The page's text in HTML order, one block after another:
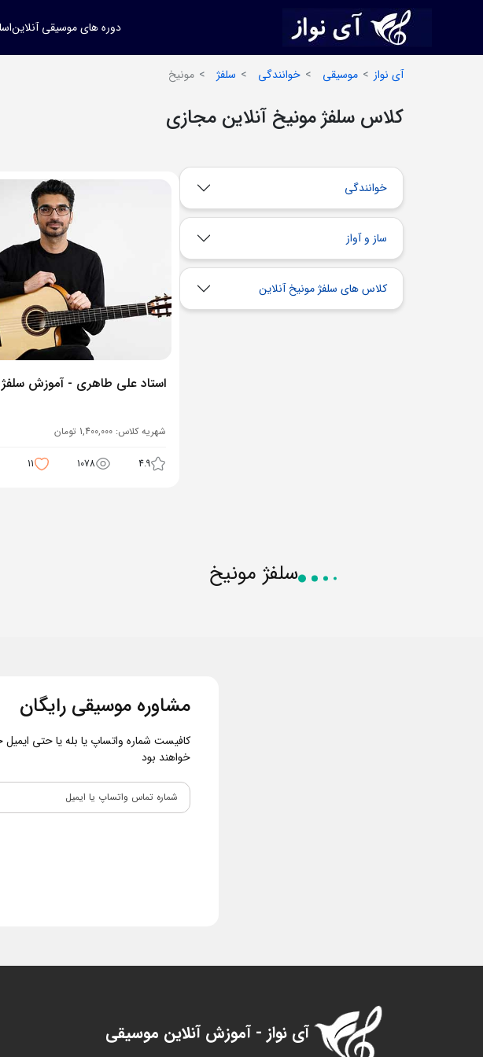
دوره های موسیقی آنلاین
آی نواز موسیقی خوانندگی سلفژ مونیخ
کلاس سلفژ مونیخ آنلاین مجازی
خوانندگی
ساز و آواز
کلاس های سلفژ مونیخ آنلاین
استاد علی طاهری - آموزش سلفژ
شهریه کلاس: 1,400,000 تومان
4.9
1078
11
سلفژ مونیخ
مشاوره موسیقی رایگان
کافیست شماره واتساپ یا بله یا حتی ایمیل
خواهند بود
آی نواز - آموزش آنلاین موسیقی